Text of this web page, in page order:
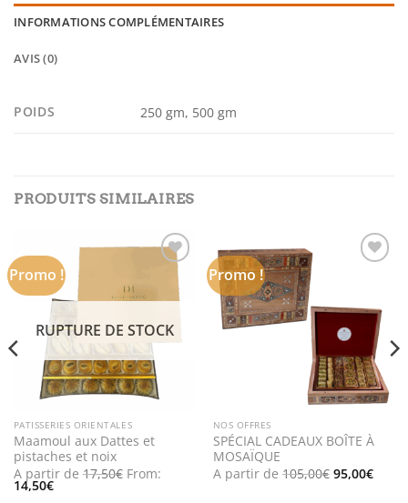
INFORMATIONS COMPLÉMENTAIRES
AVIS (0)
POIDS 250 gm, 500 gm
PRODUITS SIMILAIRES
Promo !
Add to
wishlist
RUPTURE DE STOCK
PATISSERIES ORIENTALES
Maamoul aux Dattes et
pistaches et noix
A partir de 17,50€ From:
14,50€
Promo !
NOS OFFRES
SPÉCIAL CADEAUX BOÎTE À
MOSAÏQUE
A partir de 105,00€ Le
prix
95,00€Le
prix